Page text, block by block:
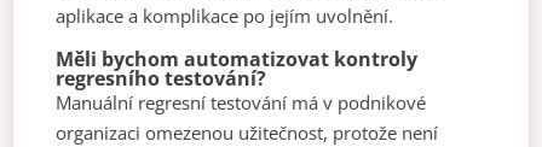
aplikace a komplikace po jejím uvolnění.
Měli bychom automatizovat kontroly
regresního testování?
Manuální regresní testování má v podnikové
organizaci omezenou užitečnost, protože není